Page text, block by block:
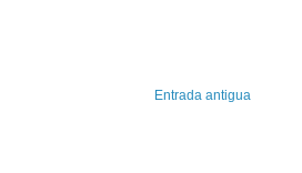
Entrada antigua